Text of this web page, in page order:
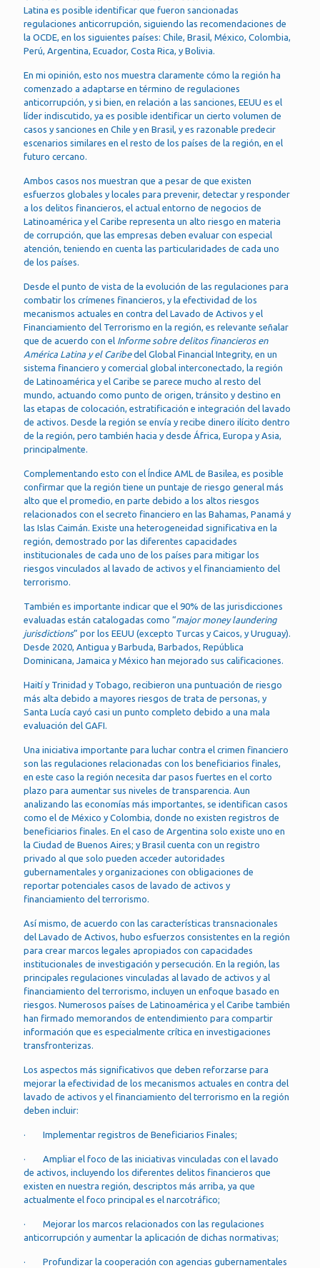
Latina es posible identificar que fueron sancionadas
regulaciones anticorrupción, siguiendo las recomendaciones de
la OCDE, en los siguientes países: Chile, Brasil, México, Colombia,
Perú, Argentina, Ecuador, Costa Rica, y Bolivia.
En mi opinión, esto nos muestra claramente cómo la región ha
comenzado a adaptarse en término de regulaciones
anticorrupción, y si bien, en relación a las sanciones, EEUU es el
líder indiscutido, ya es posible identificar un cierto volumen de
casos y sanciones en Chile y en Brasil, y es razonable predecir
escenarios similares en el resto de los países de la región, en el
futuro cercano.
Ambos casos nos muestran que a pesar de que existen
esfuerzos globales y locales para prevenir, detectar y responder
a los delitos financieros, el actual entorno de negocios de
Latinoamérica y el Caribe representa un alto riesgo en materia
de corrupción, que las empresas deben evaluar con especial
atención, teniendo en cuenta las particularidades de cada uno
de los países.
Desde el punto de vista de la evolución de las regulaciones para
combatir los crímenes financieros, y la efectividad de los
mecanismos actuales en contra del Lavado de Activos y el
Financiamiento del Terrorismo en la región, es relevante señalar
que de acuerdo con el Informe sobre delitos financieros en
América Latina y el Caribedel Global Financial Integrity, en un
sistema financiero y comercial global interconectado, la región
de Latinoamérica y el Caribe se parece mucho al resto del
mundo, actuando como punto de origen, tránsito y destino en
las etapas de colocación, estratificación e integración del lavado
de activos. Desde la región se envía y recibe dinero ilícito dentro
de la región, pero también hacia y desde África, Europa y Asia,
principalmente.
Complementando esto con el Índice AML de Basilea, es posible
confirmar que la región tiene un puntaje de riesgo general más
alto que el promedio, en parte debido a los altos riesgos
relacionados con el secreto financiero en las Bahamas, Panamá y
las Islas Caimán. Existe una heterogeneidad significativa en la
región, demostrado por las diferentes capacidades
institucionales de cada uno de los países para mitigar los
riesgos vinculados al lavado de activos y el financiamiento del
terrorismo.
También es importante indicar que el 90% de las jurisdicciones
evaluadas están catalogadas como “major money laundering
jurisdictions” por los EEUU (excepto Turcas y Caicos, y Uruguay).
Desde 2020, Antigua y Barbuda, Barbados, República
Dominicana, Jamaica y México han mejorado sus calificaciones.
Haití y Trinidad y Tobago, recibieron una puntuación de riesgo
más alta debido a mayores riesgos de trata de personas, y
Santa Lucía cayó casi un punto completo debido a una mala
evaluación del GAFI.
Una iniciativa importante para luchar contra el crimen financiero
son las regulaciones relacionadas con los beneficiarios finales,
en este caso la región necesita dar pasos fuertes en el corto
plazo para aumentar sus niveles de transparencia. Aun
analizando las economías más importantes, se identifican casos
como el de México y Colombia, donde no existen registros de
beneficiarios finales. En el caso de Argentina solo existe uno en
la Ciudad de Buenos Aires; y Brasil cuenta con un registro
privado al que solo pueden acceder autoridades
gubernamentales y organizaciones con obligaciones de
reportar potenciales casos de lavado de activos y
financiamiento del terrorismo.
Así mismo, de acuerdo con las características transnacionales
del Lavado de Activos, hubo esfuerzos consistentes en la región
para crear marcos legales apropiados con capacidades
institucionales de investigación y persecución. En la región, las
principales regulaciones vinculadas al lavado de activos y al
financiamiento del terrorismo, incluyen un enfoque basado en
riesgos. Numerosos países de Latinoamérica y el Caribe también
han firmado memorandos de entendimiento para compartir
información que es especialmente crítica en investigaciones
transfronterizas.
Los aspectos más significativos que deben reforzarse para
mejorar la efectividad de los mecanismos actuales en contra del
lavado de activos y el financiamiento del terrorismo en la región
deben incluir:
· Implementar registros de Beneficiarios Finales;
· Ampliar el foco de las iniciativas vinculadas con el lavado
de activos, incluyendo los diferentes delitos financieros que
existen en nuestra región, descriptos más arriba, ya que
actualmente el foco principal es el narcotráfico;
· Mejorar los marcos relacionados con las regulaciones
anticorrupción y aumentar la aplicación de dichas normativas;
· Profundizar la cooperación con agencias gubernamentales